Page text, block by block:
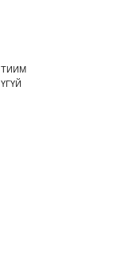
ТИЙМ
ҮГҮЙ